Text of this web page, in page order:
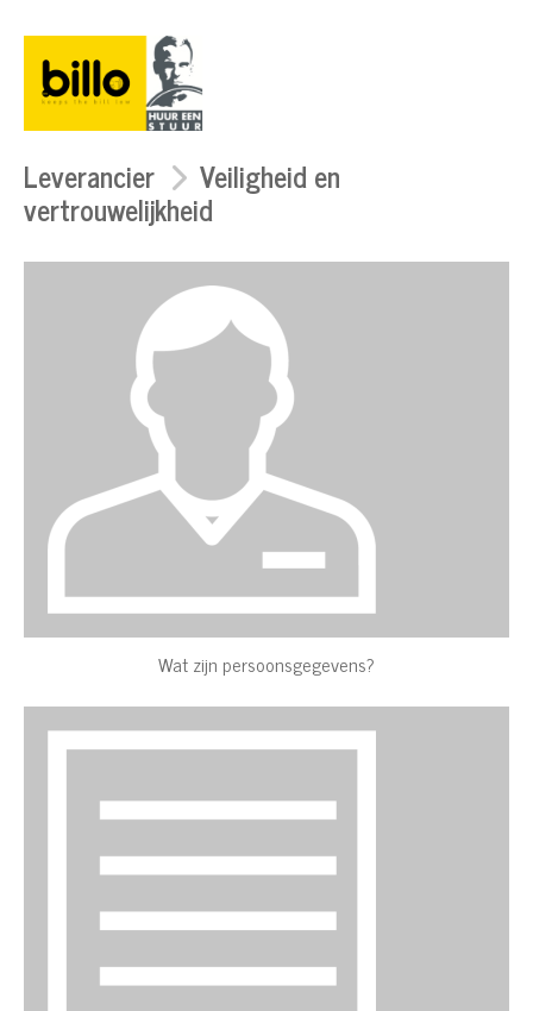
Leverancier Veiligheid en
vertrouwelijkheid
Wat zijn persoonsgegevens?